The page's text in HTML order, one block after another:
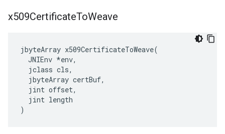
x509CertificateToWeave
jbyteArray x509CertificateToWeave(
  JNIEnv *env,
  jclass cls,
  jbyteArray certBuf,
  jint offset,
  jint length
)